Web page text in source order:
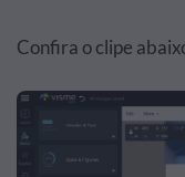
Confira o clipe